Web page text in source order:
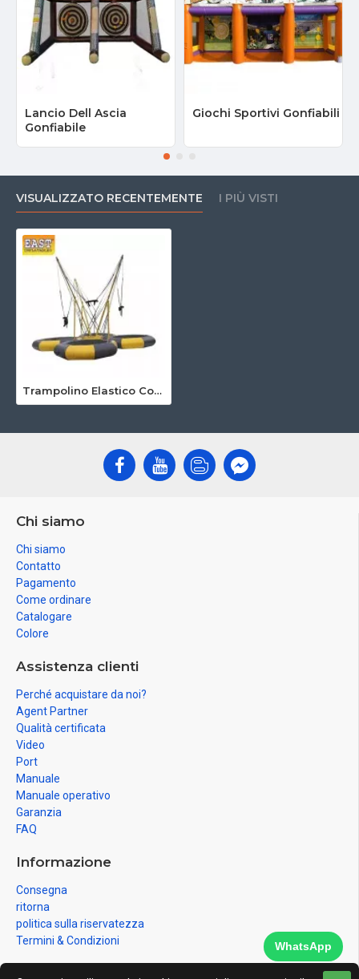
Lancio Dell Ascia
Gonfiabile
Giochi Sportivi Gonfiabili
VISUALIZZATO RECENTEMENTE I PIÙ VISTI
Trampolino Elastico Commerciale
Chi siamo
Chi siamo
Contatto
Pagamento
Come ordinare
Catalogare
Colore
Assistenza clienti
Perché acquistare da noi?
Agent Partner
Qualità certificata
Video
Port
Manuale
Manuale operativo
Garanzia
FAQ
Informazione
Consegna
ritorna
politica sulla riservatezza
Termini & Condizioni
WhatsApp